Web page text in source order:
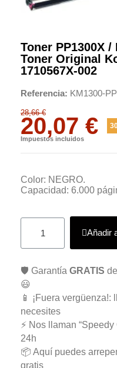
Toner PP1300X
Toner Original
1710567X-002
Referencia KM1300-
28,66 €
20,07 €
Impuestos incluidos
Color: NEGRO.
Capacidad: 6.000
Añadir
🛡️ Garantía GRATIS
😃
📱 ¡Fuera
necesites
⚡ Nos llaman
24h
📦 Aquí puedes
gratis